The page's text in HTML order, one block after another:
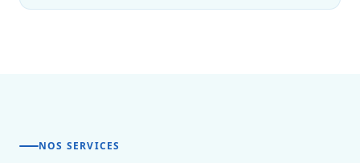
NOS SERVICES